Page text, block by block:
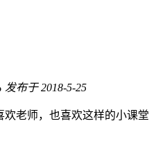
发布于 2018-5-25
老师，也喜欢这样的小课